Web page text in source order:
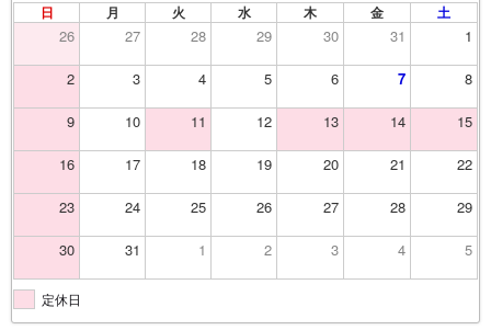
日 月 火 水 木 金 土
26 27 28 29 30 31 1
2 3 4 5 6 7 8
9 10 11 12 13 14 15
16 17 18 19 20 21 22
23 24 25 26 27 28 29
30 31 1 2 3 4 5
定休日